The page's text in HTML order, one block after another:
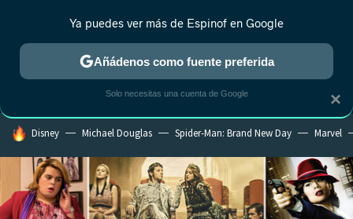
MENÚ NUEVO
ESTRENOS REALITY ANIME RANKINGS CINE
HOY SE HABLA DE
Disney Michael Douglas Spider-Man: Brand New Day Marvel
×
Ya puedes ver más de Espinof en Google
Añádenos como fuente preferida
Solo necesitas una cuenta de Google